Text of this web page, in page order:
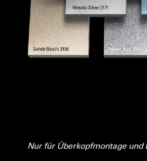
Nur für Überkopfmontage und